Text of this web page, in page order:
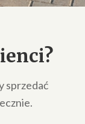
sprzedać